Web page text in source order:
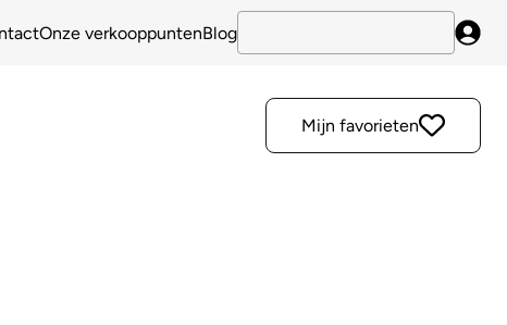
Onze verkooppuntenBlog
Mijn favorieten